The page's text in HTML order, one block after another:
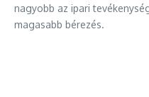
nagyobb az ipari
magasabb bérezés.